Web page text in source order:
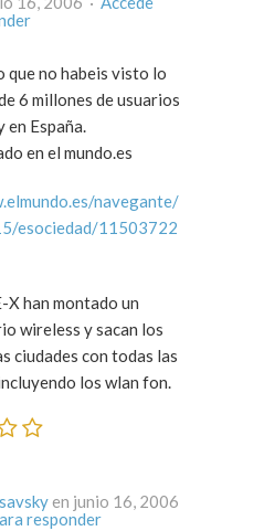
que no habeis visto lo
6 millones de usuarios
en España.
en el mundo.es
navegante/
esociedad/11503722
X han montado un
wireless y sacan los
ciudades con todas las
los wlan fon.
en junio 16, 2006
responder